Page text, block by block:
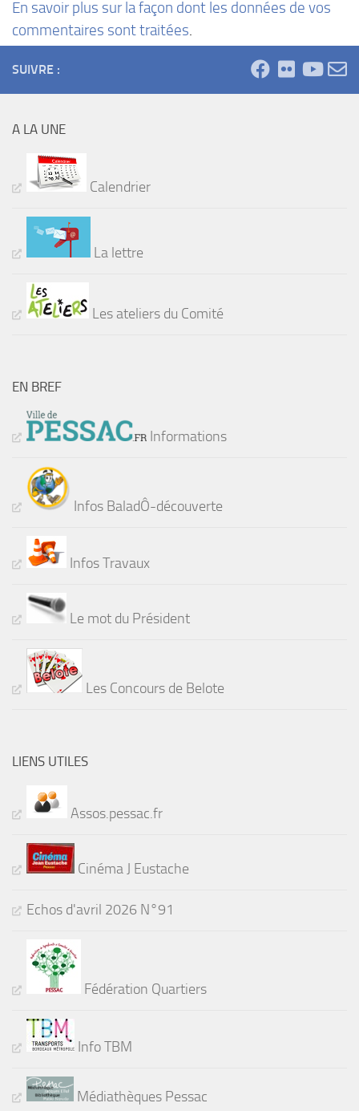
En savoir plus sur la façon dont les données de vos
commentaires sont traitées.
SUIVRE :
A LA UNE
Calendrier
La lettre
Les ateliers du Comité
EN BREF
Informations
Infos BaladÔ-découverte
Infos Travaux
Le mot du Président
Les Concours de Belote
LIENS UTILES
Assos.pessac.fr
Cinéma J Eustache
Echos d'avril 2026 N°91
Fédération Quartiers
Info TBM
Médiathèques Pessac